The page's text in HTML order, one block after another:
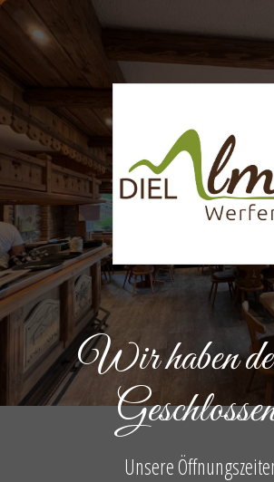
Wir haben
Unsere